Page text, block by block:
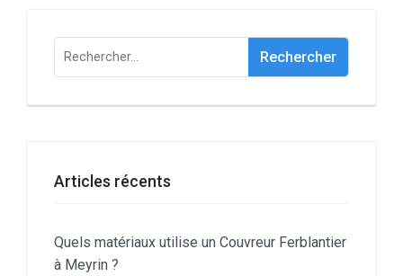
Rechercher :
Articles récents
Quels matériaux utilise un Couvreur Ferblantier
à Meyrin ?